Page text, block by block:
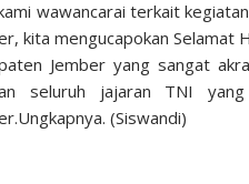
wawancarai terkait
kita mengucapokan Selamat
Jember yang sangat
seluruh jajaran TNI
(Siswandi)